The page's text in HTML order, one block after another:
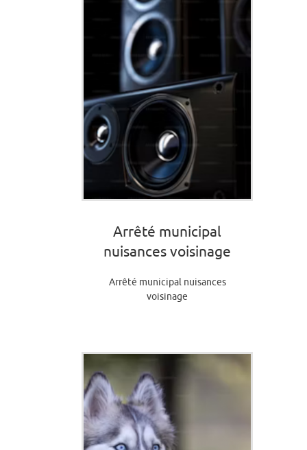
Arrêté municipal
nuisances voisinage
Arrêté municipal nuisances
voisinage